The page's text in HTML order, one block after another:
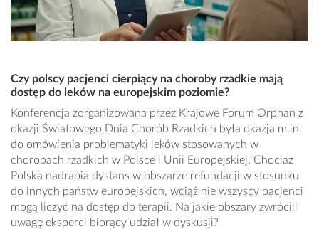
Czy polscy pacjenci cierpiący na choroby rzadkie mają
dostęp do leków na europejskim poziomie?
Konferencja zorganizowana przez Krajowe Forum Orphan z
okazji Światowego Dnia Chorób Rzadkich była okazją m.in.
do omówienia problematyki leków stosowanych w
chorobach rzadkich w Polsce i Unii Europejskiej. Chociaż
Polska nadrabia dystans w obszarze refundacji w stosunku
do innych państw europejskich, wciąż nie wszyscy pacjenci
mogą liczyć na dostęp do terapii. Na jakie obszary zwrócili
uwagę eksperci biorący udział w dyskusji?